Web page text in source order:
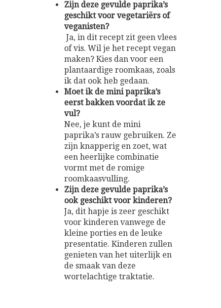
Zijn deze gevulde paprika’s
geschikt voor vegetariërs of
veganisten?
Ja, in dit recept zit geen vlees
of vis. Wil je het recept vegan
maken? Kies dan voor een
plantaardige roomkaas, zoals
ik dat ook heb gedaan.
Moet ik de mini paprika’s
eerst bakken voordat ik ze
vul?
Nee, je kunt de mini
paprika’s rauw gebruiken. Ze
zijn knapperig en zoet, wat
een heerlijke combinatie
vormt met de romige
roomkaasvulling.
Zijn deze gevulde paprika’s
ook geschikt voor kinderen?
Ja, dit hapje is zeer geschikt
voor kinderen vanwege de
kleine porties en de leuke
presentatie. Kinderen zullen
genieten van het uiterlijk en
de smaak van deze
wortelachtige traktatie.